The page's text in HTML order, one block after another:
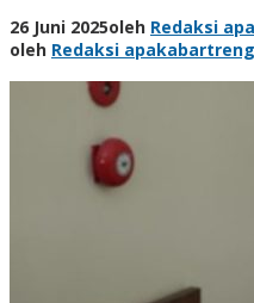
26 Juni 2025oleh Redaksi
oleh Redaksi